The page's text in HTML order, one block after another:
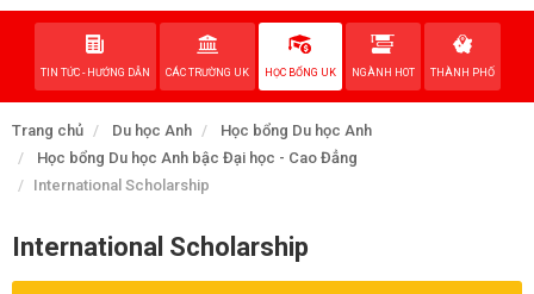
TIN TỨC - HƯỚNG DẪN CÁC TRƯỜNG UK HỌC BỔNG UK NGÀNH HOT THÀNH PHỐ
Trang chủ Du học Anh
Học bổng Du học Anh
Học bổng Du học Anh bậc Đại học - Cao Đẳng
International Scholarship
International Scholarship
DỊCH VỤ
VỀ NAM PHONG
LIÊN HỆ